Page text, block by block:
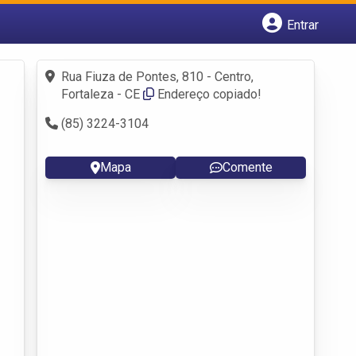
Entrar
Fazer login
Criar conta
Rua Fiuza de Pontes, 810 - Centro,
Fortaleza - CE
Endereço copiado!
(85) 3224-3104
Mapa Comente